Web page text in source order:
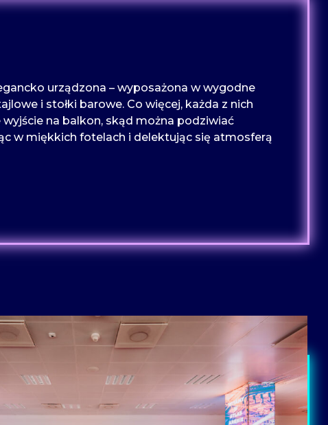
urządzona – wyposażona w wygodne
i stołki barowe. Co więcej, każda z nich
na balkon, skąd można podziwiać
w miękkich fotelach i delektując się atmosferą